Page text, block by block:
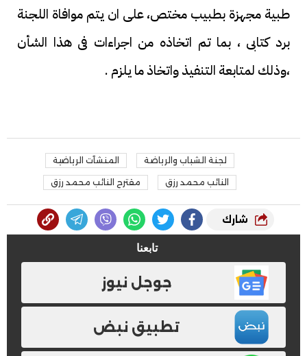
طبية مجهزة بطبيب مختص، على ان يتم موافاة اللجنة
برد كتابى ، بما تم اتخاذه من اجراءات فى هذا الشأن
،وذلك لمتابعة التنفيذ واتخاذ ما يلزم .
لجنة الشباب والرياضة المنشآت الرياضية
النائب محمد رزق مقترح النائب محمد رزق
شارك
تابعنا
جوجل نيوز
تطبيق نبض